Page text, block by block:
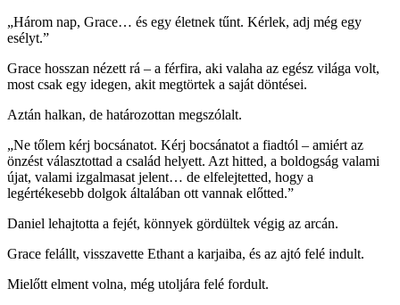
„Három nap, Grace… és egy életnek tűnt. Kérlek, adj még egy
esélyt.”
Grace hosszan nézett rá – a férfira, aki valaha az egész világa volt,
most csak egy idegen, akit megtörtek a saját döntései.
Aztán halkan, de határozottan megszólalt.
„Ne tőlem kérj bocsánatot. Kérj bocsánatot a fiadtól – amiért az
önzést választottad a család helyett. Azt hitted, a boldogság valami
újat, valami izgalmasat jelent… de elfelejtetted, hogy a
legértékesebb dolgok általában ott vannak előtted.”
Daniel lehajtotta a fejét, könnyek gördültek végig az arcán.
Grace felállt, visszavette Ethant a karjaiba, és az ajtó felé indult.
Mielőtt elment volna, még utoljára felé fordult.